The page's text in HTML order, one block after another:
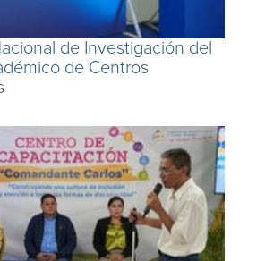
de Investigación del
de Centros